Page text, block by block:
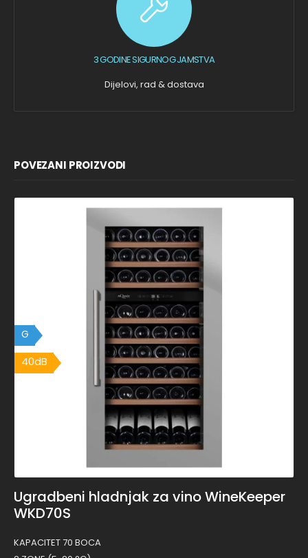
3 GODINE SIGURNOG JAMSTVA
Dijelovi, rad & dostava
POVEZANI PROIZVODI
G
40dB
40dB
Ugradbeni hladnjak za vino WineKeeper
WKD70S
KAPACITET 70 BOCA